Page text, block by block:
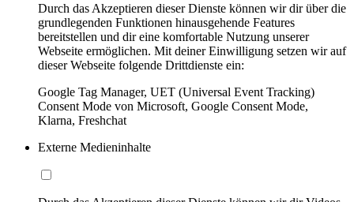
Durch das Akzeptieren dieser Dienste können wir dir über die
grundlegenden Funktionen hinausgehende Features
bereitstellen und dir eine komfortable Nutzung unserer
Webseite ermöglichen. Mit deiner Einwilligung setzen wir auf
dieser Webseite folgende Drittdienste ein:
Google Tag Manager, UET (Universal Event Tracking)
Consent Mode von Microsoft, Google Consent Mode,
Klarna, Freshchat
Externe Medieninhalte